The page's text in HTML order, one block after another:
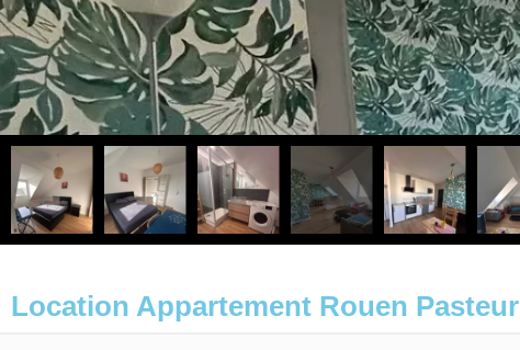
Location Appartement Rouen Pasteur